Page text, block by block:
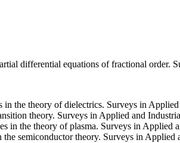
differential equations of fractional order.
the theory of dielectrics. Surveys in
theory. Surveys in Applied and
in the theory of plasma. Surveys in Applied
semiconductor theory. Surveys in